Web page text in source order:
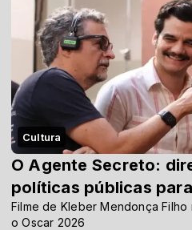
Cultura
O Agente Secreto:
políticas públicas
Filme de Kleber Mendonça
o Oscar 2026